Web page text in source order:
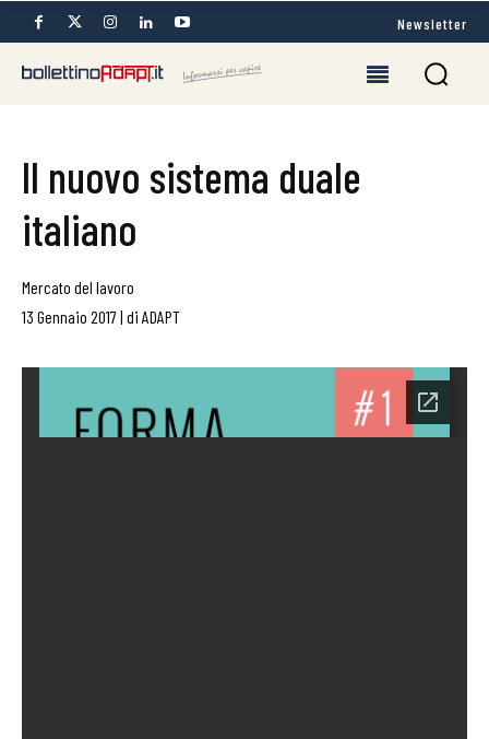
Newsletter
Il nuovo sistema duale
italiano
Mercato del lavoro
13 Gennaio 2017| di ADAPT